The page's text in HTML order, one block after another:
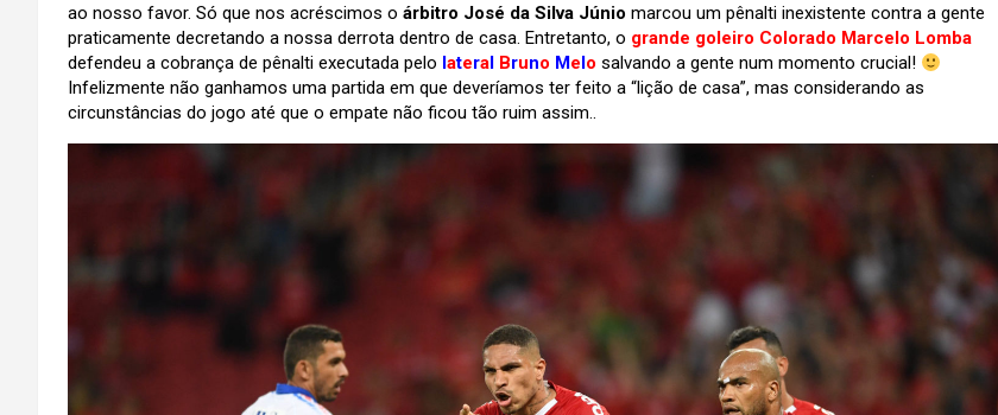
ao nosso favor. Só que nos acréscimos o árbitro José da Silva Júnio marcou um pênalti inexistente contra a gente
praticamente decretando a nossa derrota dentro de casa. Entretanto, o grande goleiro Colorado Marcelo Lomba
defendeu a cobrança de pênalti executada pelo lateral Bruno Melo salvando a gente num momento crucial!
Infelizmente não ganhamos uma partida em que deveríamos ter feito a “lição de casa”, mas considerando as
circunstâncias do jogo até que o empate não ficou tão ruim assim..